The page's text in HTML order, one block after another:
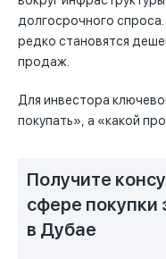
долгосрочного
редко становятся
продаж.
Для инвестора
покупать», а «какой
Получите
сфере
в Дубае